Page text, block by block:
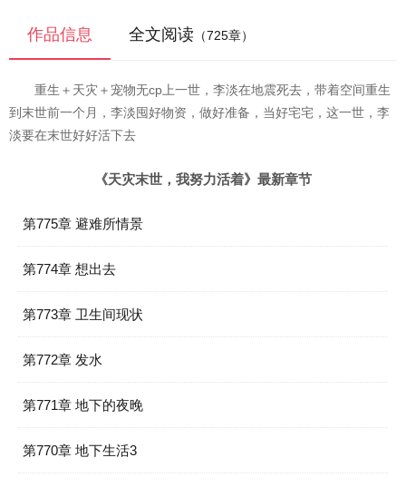
作品信息 全文阅读 （725章）
重生＋天灾＋宠物无cp上一世，李淡在地震死去，带着空间重生
到末世前一个月，李淡囤好物资，做好准备，当好宅宅，这一世，李
淡要在末世好好活下去
《天灾末世，我努力活着》最新章节
第775章 避难所情景
第774章 想出去
第773章 卫生间现状
第772章 发水
第771章 地下的夜晚
第770章 地下生活3